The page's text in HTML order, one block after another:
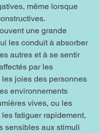
même lorsque
une grande
les conduit à absorber
autres et à se sentir
par les
joies des personnes
environnements
vives, ou les
fatiguer rapidement,
sensibles aux stimuli